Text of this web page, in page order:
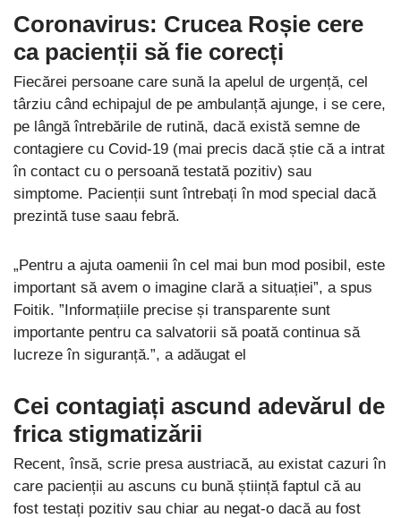
Coronavirus: Crucea Roșie cere
ca pacienții să fie corecți
Fiecărei persoane care sună la apelul de urgență, cel
târziu când echipajul de pe ambulanță ajunge, i se cere,
pe lângă întrebările de rutină, dacă există semne de
contagiere cu Covid-19 (mai precis dacă știe că a intrat
în contact cu o persoană testată pozitiv) sau
simptome. Pacienții sunt întrebați în mod special dacă
prezintă tuse saau febră.
„Pentru a ajuta oamenii în cel mai bun mod posibil, este
important să avem o imagine clară a situației”, a spus
Foitik. ”Informațiile precise și transparente sunt
importante pentru ca salvatorii să poată continua să
lucreze în siguranță.”, a adăugat el
Cei contagiați ascund adevărul de
frica stigmatizării
Recent, însă, scrie presa austriacă, au existat cazuri în
care pacienții au ascuns cu bună știință faptul că au
fost testați pozitiv sau chiar au negat-o dacă au fost